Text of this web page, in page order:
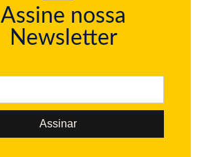
Assine nossa
Newsletter
Assinar